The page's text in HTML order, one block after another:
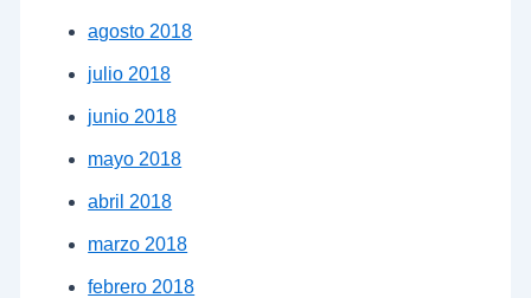
agosto 2018
julio 2018
junio 2018
mayo 2018
abril 2018
marzo 2018
febrero 2018